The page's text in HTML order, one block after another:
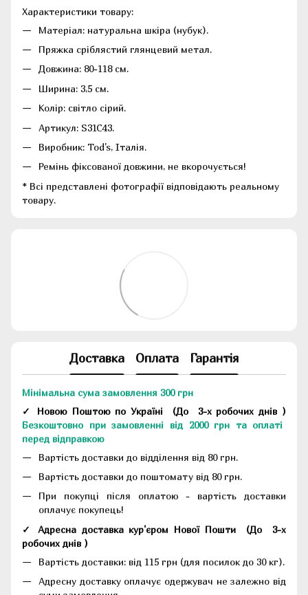
Характеристики товару:
Матеріал: натуральна шкіра (нубук).
Пряжка сріблястий глянцевий метал.
Довжина: 80-118 см.
Ширина: 3,5 см.
Колір: світло сірий.
Артикул: S31C43.
Виробник: Tod's, Італія.
Ремінь фіксованої довжини, не вкорочується!
* Всі представлені фотографії відповідають реальному
товару.
Доставка Оплата Гарантія
Мінімальна сума замовлення 300 грн
✓ Новою Поштою по Україні (До 3-х робочих днів )
Безкоштовно при замовленні від 2000 грн та оплаті
перед відправкою
Вартість доставки до відділення від 80 грн.
Вартість доставки до поштомату від 80 грн.
При покупці після оплатою - вартість доставки
оплачує покупець!
✓ Адресна доставка кур'єром Нової Пошти (До 3-х
робочих днів )
Вартість доставки: від 115 грн (для посилок до 30 кг).
Адресну доставку оплачує одержувач не залежно від